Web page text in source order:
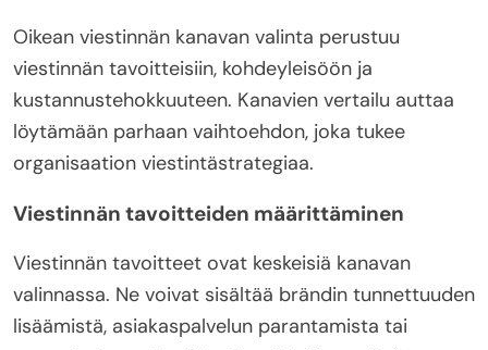
Oikean viestinnän kanavan valinta perustuu
viestinnän tavoitteisiin, kohdeyleisöön ja
kustannustehokkuuteen. Kanavien vertailu auttaa
löytämään parhaan vaihtoehdon, joka tukee
organisaation viestintästrategiaa.
Viestinnän tavoitteiden määrittäminen
Viestinnän tavoitteet ovat keskeisiä kanavan
valinnassa. Ne voivat sisältää brändin tunnettuuden
lisäämistä, asiakaspalvelun parantamista tai